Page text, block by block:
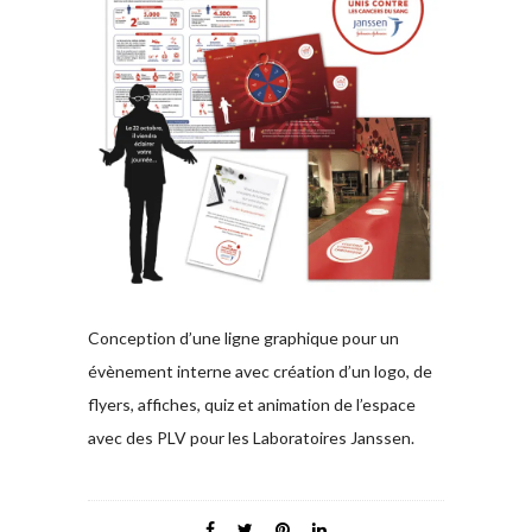
Conception d’une ligne graphique pour un
évènement interne avec création d’un logo, de
flyers, affiches, quiz et animation de l’espace
avec des PLV pour les Laboratoires Janssen.